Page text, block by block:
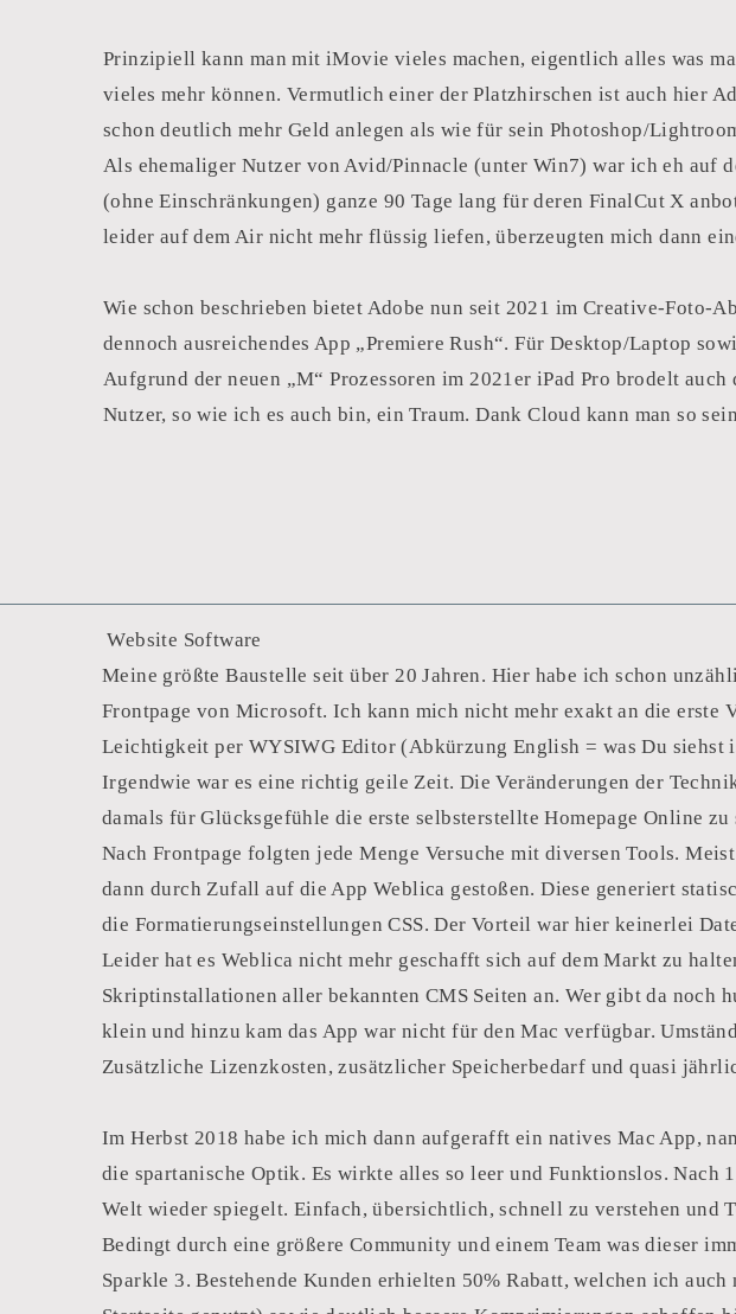
Prinzipiell kann man mit iMovie vieles machen, eigentlich alles was
vieles mehr können. Vermutlich einer der Platzhirschen ist auch hier
schon deutlich mehr Geld anlegen als wie für sein Photoshop/
Als ehemaliger Nutzer von Avid/Pinnacle (unter Win7) war ich eh auf
(ohne Einschränkungen) ganze 90 Tage lang für deren FinalCut X
leider auf dem Air nicht mehr flüssig liefen, überzeugten mich dann
Wie schon beschrieben bietet Adobe nun seit 2021 im Creative-Foto-
dennoch ausreichendes App „Premiere Rush“. Für Desktop/Laptop
Aufgrund der neuen „M“ Prozessoren im 2021er iPad Pro brodelt
Nutzer, so wie ich es auch bin, ein Traum. Dank Cloud kann man so
‍ Website Software
Meine größte Baustelle seit über 20 Jahren. Hier habe ich schon
Frontpage von Microsoft. Ich kann mich nicht mehr exakt an die erste
Leichtigkeit per WYSIWG Editor (Abkürzung English = was Du siehst
Irgendwie war es eine richtig geile Zeit. Die Veränderungen der
damals für Glücksgefühle die erste selbsterstellte Homepage Online
Nach Frontpage folgten jede Menge Versuche mit diversen Tools.
dann durch Zufall auf die App Weblica gestoßen. Diese generiert
die Formatierungseinstellungen CSS. Der Vorteil war hier keinerlei
Leider hat es Weblica nicht mehr geschafft sich auf dem Markt zu
Skriptinstallationen aller bekannten CMS Seiten an. Wer gibt da noch
klein und hinzu kam das App war nicht für den Mac verfügbar.
Zusätzliche Lizenzkosten, zusätzlicher Speicherbedarf und quasi
Im Herbst 2018 habe ich mich dann aufgerafft ein natives Mac App,
die spartanische Optik. Es wirkte alles so leer und Funktionslos. Nach
Welt wieder spiegelt. Einfach, übersichtlich, schnell zu verstehen und
Bedingt durch eine größere Community und einem Team was dieser
Sparkle 3. Bestehende Kunden erhielten 50% Rabatt, welchen ich